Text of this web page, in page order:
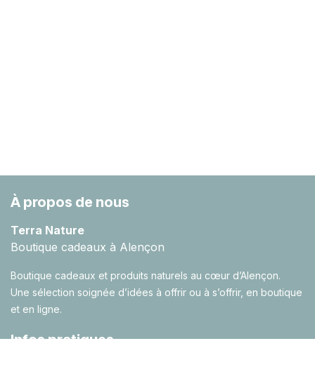
À propos de nous
Terra Nature
Boutique cadeaux à Alençon
Boutique cadeaux et produits naturels au cœur d’Alençon.
Une sélection soignée d’idées à offrir ou à s’offrir, en boutique
et en ligne.
Infos pratiques